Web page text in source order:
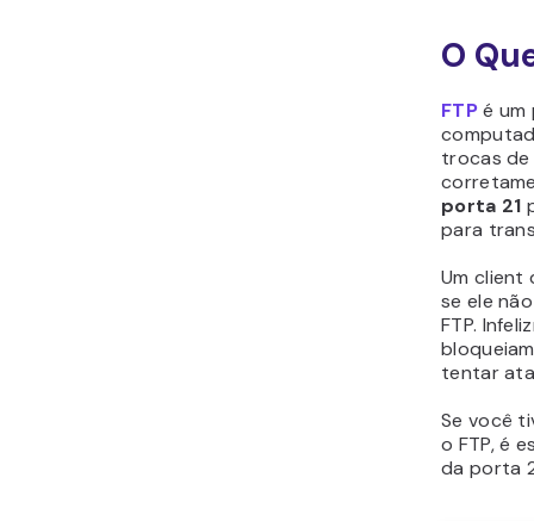
O
FTPé um
trocas de
porta 21
para
Um client
se ele
FTP.
tentar
Se você
o FTP, é
da porta